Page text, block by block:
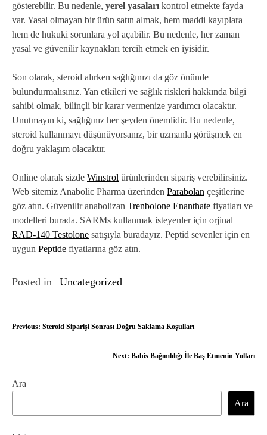
gösterebilir. Bu nedenle, yerel yasaları kontrol etmekte fayda
var. Yasal olmayan bir ürün satın almak, hem maddi kayıplara
hem de hukuki sorunlara yol açabilir. Bu nedenle, her zaman
yasal ve güvenilir kaynakları tercih etmek en iyisidir.
Son olarak, steroid alırken sağlığınızı da göz önünde
bulundurmalısınız. Yan etkileri ve sağlık riskleri hakkında bilgi
sahibi olmak, bilinçli bir karar vermenize yardımcı olacaktır.
Unutmayın ki, sağlığınız her şeyden önemlidir. Bu nedenle,
steroid kullanmayı düşünüyorsanız, bir uzmanla görüşmek en
doğru yaklaşım olacaktır.
Online olarak sizde Winstrol ürünlerinden sipariş verebilirsiniz.
Web sitemiz Anabolic Pharma üzerinden Parabolan çeşitlerine
göz atın. Güvenilir anabolizan Trenbolone Enanthate fiyatları ve
modelleri burada. SARMs kullanmak isteyenler için orjinal
RAD-140 Testolone satışıyla buradayız. Peptid sevenler için en
uygun Peptide fiyatlarına göz atın.
Posted in Uncategorized
Y
ı
g
Previous: Steroid Siparişi Sonrası Doğru Saklama Koşulları
Next: Bahis Bağımlılığı İle Baş Etmenin Yolları
Ara
Ara